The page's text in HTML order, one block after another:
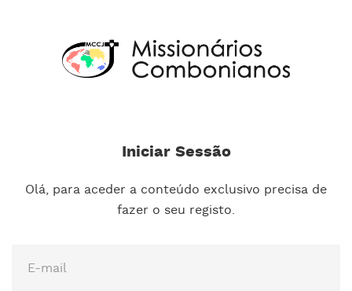
Iniciar Sessão
Olá, para aceder a conteúdo exclusivo precisa de
fazer o seu registo.